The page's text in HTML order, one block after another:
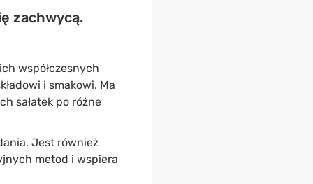
zachwycą.
współczesnych
i smakowi. Ma
sałatek po różne
Jest również
metod i wspiera